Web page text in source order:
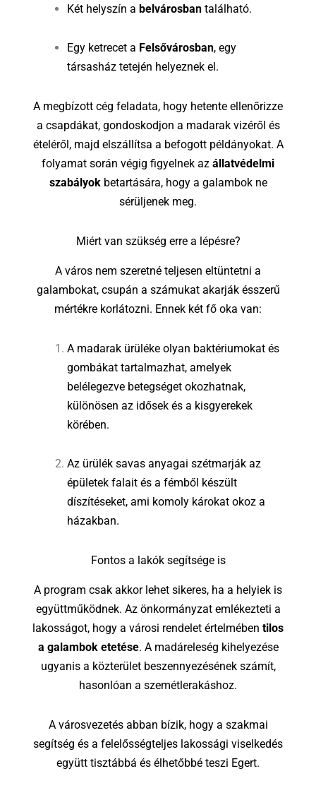
Két helyszín a belvárosbantalálható.
Egy ketrecet a Felsővárosban, egy
társasház tetején helyeznek el.
A megbízott cég feladata, hogy hetente ellenőrizze
a csapdákat, gondoskodjon a madarak vizéről és
ételéről, majd elszállítsa a befogott példányokat. A
folyamat során végig figyelnek az állatvédelmi
szabályokbetartására, hogy a galambok ne
sérüljenek meg.
Miért van szükség erre a lépésre?
A város nem szeretné teljesen eltüntetni a
galambokat, csupán a számukat akarják ésszerű
mértékre korlátozni. Ennek két fő oka van:
A madarak ürüléke olyan baktériumokat és
gombákat tartalmazhat, amelyek
belélegezve betegséget okozhatnak,
különösen az idősek és a kisgyerekek
körében.
Az ürülék savas anyagai szétmarják az
épületek falait és a fémből készült
díszítéseket, ami komoly károkat okoz a
házakban.
Fontos a lakók segítsége is
A program csak akkor lehet sikeres, ha a helyiek is
együttműködnek. Az önkormányzat emlékezteti a
lakosságot, hogy a városi rendelet értelmében tilos
a galambok etetése. A madáreleség kihelyezése
ugyanis a közterület beszennyezésének számít,
hasonlóan a szemétlerakáshoz.
A városvezetés abban bízik, hogy a szakmai
segítség és a felelősségteljes lakossági viselkedés
együtt tisztábbá és élhetőbbé teszi Egert.